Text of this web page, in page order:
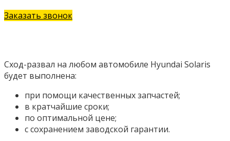
Заказать звонок
Сход-развал на любом автомобиле Hyundai Solaris
будет выполнена:
при помощи качественных запчастей;
в кратчайшие сроки;
по оптимальной цене;
с сохранением заводской гарантии.